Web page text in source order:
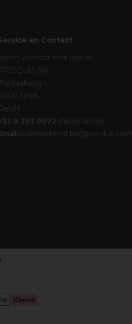
en Contact
contact met ons op
DUO NV
1,
Gent,
9 293 0072 (Nederlands)
klantendienst.be@pro-duo.com